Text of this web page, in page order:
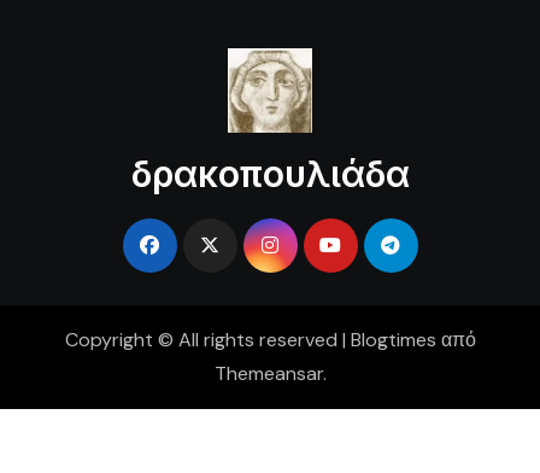
δρακοπουλιάδα
Copyright © All rights reserved | Blogtimes από
Themeansar.